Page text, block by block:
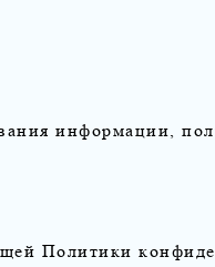
информации,
Политики